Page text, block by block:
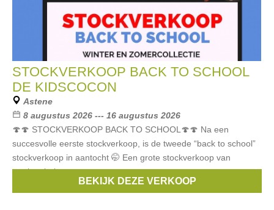
STOCKVERKOOP BACK TO SCHOOL
DE KIDSCOCON
Astene
8 augustus 2026 --- 16 augustus 2026
🍄🍄 STOCKVERKOOP BACK TO SCHOOL🍄🍄 Na een
succesvolle eerste stockverkoop, is de tweede “back to school”
stockverkoop in aantocht 🤭 Een grote stockverkoop van
merken baby-
Noppies,Oilily,dirkje , Someone
BEKIJK DEZE VERKOOP